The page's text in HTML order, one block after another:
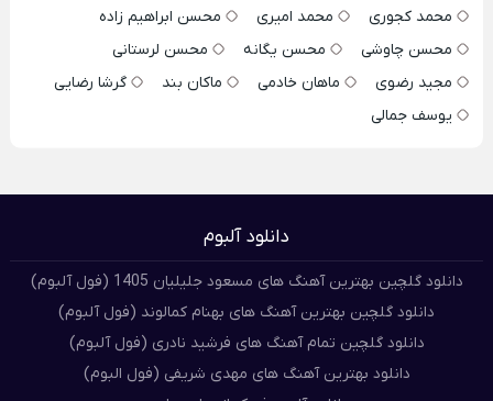
محمد کجوری
محمد امیری
محسن ابراهیم زاده
محسن چاوشی
محسن یگانه
محسن لرستانی
مجید رضوی
ماهان خادمی ماکان بند
گرشا رضایی
یوسف جمالی
دانلود آلبوم
دانلود گلچین بهترین آهنگ های مسعود جلیلیان 1405 (فول آلبوم)
دانلود گلچین بهترین آهنگ های بهنام کمالوند (فول آلبوم)
دانلود گلچین تمام آهنگ های فرشید نادری (فول آلبوم)
دانلود بهترین آهنگ های مهدی شریفی (فول البوم)